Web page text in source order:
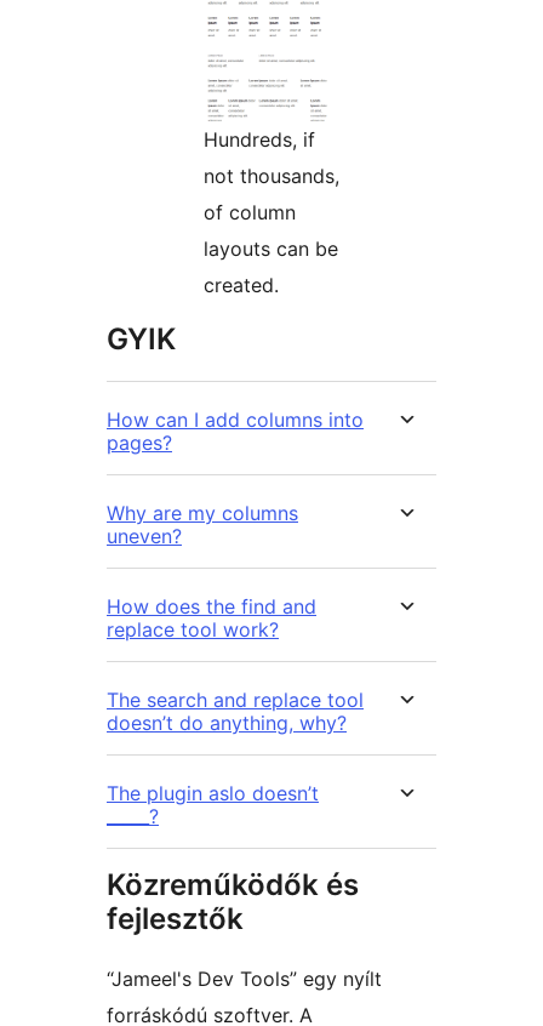
Hundreds, if
not thousands,
of column
layouts can be
created.
GYIK
How can I add columns into
pages?
Why are my columns
uneven?
How does the find and
replace tool work?
The search and replace tool
doesn’t do anything, why?
The plugin aslo doesn’t
_____?
Közreműködők és
fejlesztők
“Jameel's Dev Tools” egy nyílt
forráskódú szoftver. A